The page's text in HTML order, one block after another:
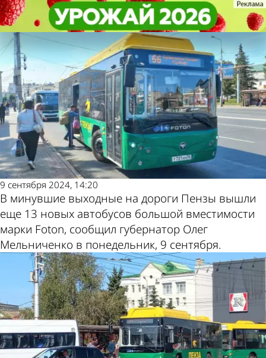
На маршрут № 66 в Пензе вышли
новые автобусы
Общество
9 сентября 2024, 14:20
В минувшие выходные на дороги Пензы вышли
еще 13 новых автобусов большой вместимости
марки Foton, сообщил губернатор Олег
Мельниченко в понедельник, 9 сентября.
На маршрут № 66 в Пензе вышли
новые автобусы
Общество
Другие новости по
теме
Погода и курсы
валют в Пензе